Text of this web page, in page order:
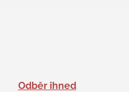
Odběr ihned